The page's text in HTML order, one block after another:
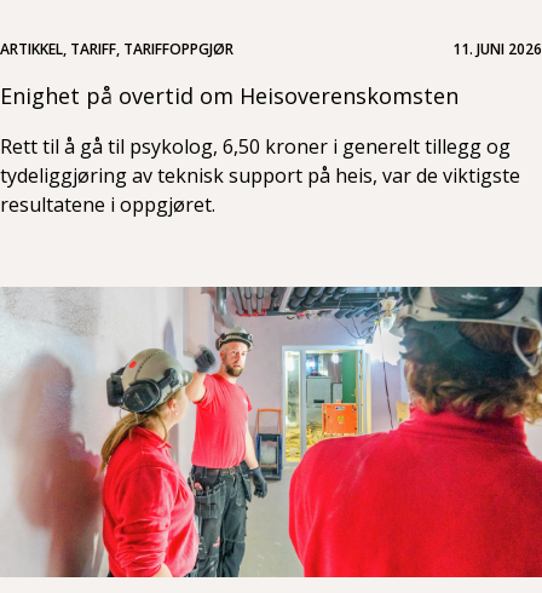
ARTIKKEL, TARIFF, TARIFFOPPGJØR 11. JUNI 2026
Enighet på overtid om Heisoverenskomsten
Rett til å gå til psykolog, 6,50 kroner i generelt tillegg og
tydeliggjøring av teknisk support på heis, var de viktigste
resultatene i oppgjøret.